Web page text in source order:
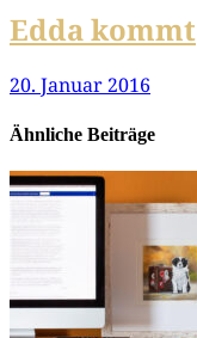
Edda kommt
20. Januar 2016
Ähnliche Beiträge